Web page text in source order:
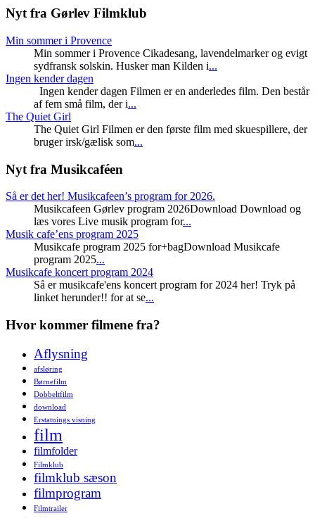
Nyt fra Gørlev Filmklub
Min sommer i Provence
Min sommer i Provence Cikadesang, lavendelmarker og evigt
sydfransk solskin. Husker man Kilden i...
Ingen kender dagen
Ingen kender dagen Filmen er en anderledes film. Den består
af fem små film, der i...
The Quiet Girl
The Quiet Girl Filmen er den første film med skuespillere, der
bruger irsk/gælisk som...
Nyt fra Musikcaféen
Så er det her! Musikcafeen’s program for 2026.
Musikcafeen Gørlev program 2026Download Download og
læs vores Live musik program for...
Musik cafe’ens program 2025
Musikcafe program 2025 for+bagDownload Musikcafe
program 2025...
Musikcafe koncert program 2024
Så er musikcafe'ens koncert program for 2024 her! Tryk på
linket herunder!! for at se...
Hvor kommer filmene fra?
Aflysning
afsløring
Børnefilm
Dobbeltfilm
download
Erstatnings visning
film
filmfolder
Filmklub
filmklub sæson
filmprogram
Filmtrailer